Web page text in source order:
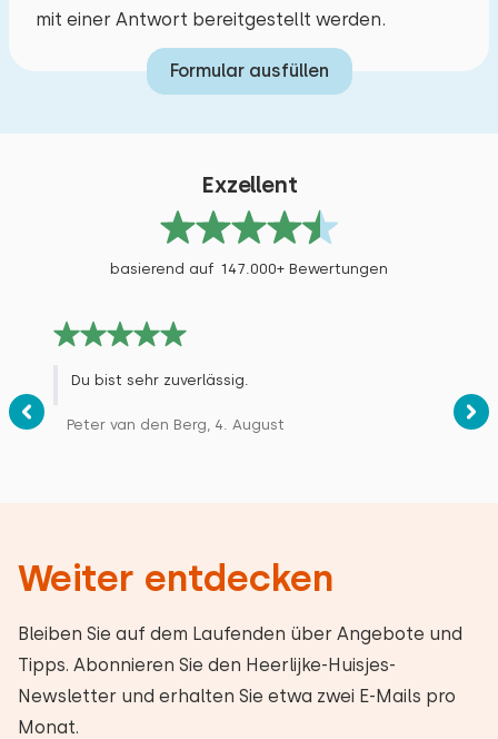
mit einer Antwort bereitgestellt werden.
Formular ausfüllen
Exzellent
basierend auf 147.000+ Bewertungen
Du bist sehr zuverlässig.
Peter van den Berg, 4. August
Weiter entdecken
Bleiben Sie auf dem Laufenden über Angebote und
Tipps. Abonnieren Sie den Heerlijke-Huisjes-
Newsletter und erhalten Sie etwa zwei E-Mails pro
Monat.